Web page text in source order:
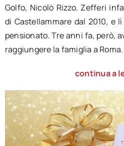
Golfo, Nicolò Rizzo. Zefferi
di Castellammare dal 2010, e
pensionato. Tre anni fa, però,
raggiungere la famiglia a Roma.
continua a